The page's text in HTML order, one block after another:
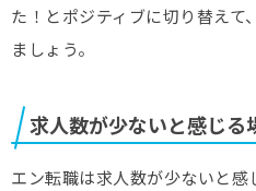
た！とポジティブに切り替えて
ましょう。
求人数が少ないと感じる
エン転職は求人数が少ないと